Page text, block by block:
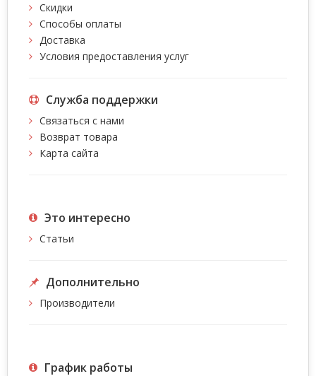
Скидки
Способы оплаты
Доставка
Условия предоставления услуг
Служба поддержки
Связаться с нами
Возврат товара
Карта сайта
Это интересно
Статьи
Дополнительно
Производители
График работы